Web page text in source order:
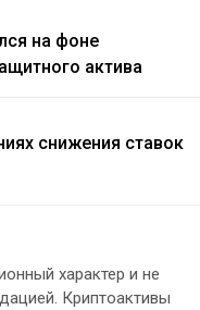
на фоне
актива
снижения ставок
характер и не
Криптоактивы